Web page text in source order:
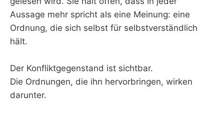
Aussage mehr spricht als eine Meinung: eine
Ordnung, die sich selbst für selbstverständlich
hält.
Der Konfliktgegenstand ist sichtbar.
Die Ordnungen, die ihn hervorbringen, wirken
darunter.